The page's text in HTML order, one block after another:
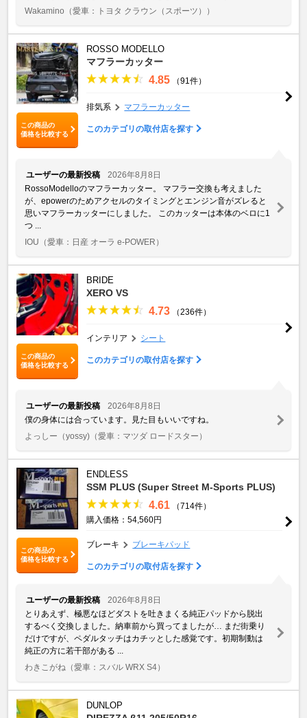
Wakamino （愛車：トヨタ クラウン（スポーツ））
この商品の
価格を比較する
ROSSO MODELLO
マフラーカッター
4.85 （91件）
排気系 マフラーカッター
このカテゴリの取付店を探す
ユーザーの最新投稿
2026年8月8日
RossoModelloのマフラーカッター。 マフラー交換も考えました
が、epowerのためアクセルのタイミングとエンジン音がズレると
思いマフラーカッターにしました。 このカッターは本体のベロに1
つ ...
IOU （愛車：日産 オーラ e-POWER）
この商品の
価格を比較する
BRIDE
XERO VS
4.73 （236件）
インテリア シート
このカテゴリの取付店を探す
ユーザーの最新投稿
2026年8月8日
僕の身体には合っています。見た目もいいですね。
よっしー（yossy) （愛車：マツダ ロードスター）
この商品の
価格を比較する
ENDLESS
SSM PLUS (Super Street M-Sports PLUS)
4.61
（714件）
購入価格：54,560円
ブレーキ ブレーキパッド
このカテゴリの取付店を探す
ユーザーの最新投稿
2026年8月8日
とりあえず、極悪なほどダストを吐きまくる純正パッドから脱出
するべく交換しました。納車前から買ってましたが… まだ街乗り
だけですが、ペダルタッチはカチッとした感覚です。初期制動は
純正の方に若干部がある ...
わきこがね （愛車：スバル WRX S4）
DUNLOP